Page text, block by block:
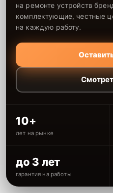
на ремонте устройств
комплектующие, честные
на каждую работу.
10+
лет на рынке
до 3 лет
гарантия на работы